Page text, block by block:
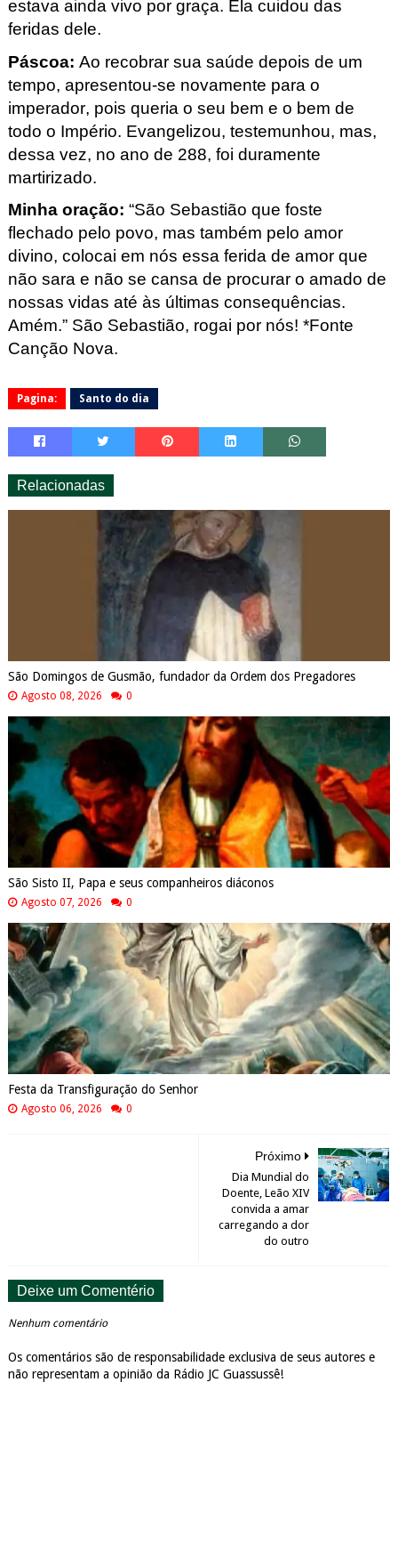
estava ainda vivo por graça. Ela cuidou das
feridas dele.
Páscoa: Ao recobrar sua saúde depois de um
tempo, apresentou-se novamente para o
imperador, pois queria o seu bem e o bem de
todo o Império. Evangelizou, testemunhou, mas,
dessa vez, no ano de 288, foi duramente
martirizado.
Minha oração: “São Sebastião que foste
flechado pelo povo, mas também pelo amor
divino, colocai em nós essa ferida de amor que
não sara e não se cansa de procurar o amado de
nossas vidas até às últimas consequências.
Amém.” São Sebastião, rogai por nós! *Fonte
Canção Nova.
Pagina: Santo do dia
Relacionadas
São Domingos de Gusmão, fundador da Ordem dos Pregadores
Agosto 08, 2026 0
São Sisto II, Papa e seus companheiros diáconos
Agosto 07, 2026 0
Festa da Transfiguração do Senhor
Agosto 06, 2026 0
Próximo
Dia Mundial do
Doente, Leão XIV
convida a amar
carregando a dor
do outro
Deixe um Comentério
Nenhum comentário
Os comentários são de responsabilidade exclusiva de seus autores e
não representam a opinião da Rádio JC Guassussê!